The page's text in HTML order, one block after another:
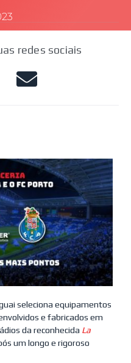
redes sociais
seleciona equipamentos
e fabricados em
da reconhecida La
um longo e rigoroso